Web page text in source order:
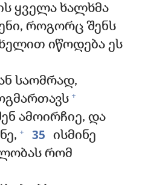
ყველა ხალხმა
როგორც შენს
იწოდება ეს
საომრად,
+
ამოირჩიე, და
+ 35
ისმინე
რომ